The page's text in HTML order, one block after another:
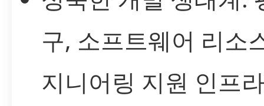
구, 소프트웨어 리소
지니어링 지원 인프